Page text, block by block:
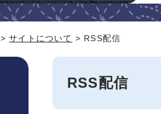
>サイトについて > RSS配信
RSS配信